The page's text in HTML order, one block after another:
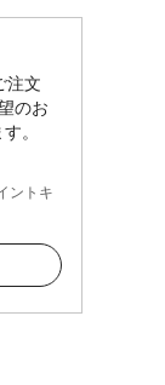
注文
のお
。
ントキ